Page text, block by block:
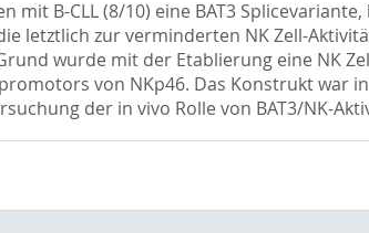
B-CLL (8/10) eine BAT3
letztlich zur verminderten NK Zell-
wurde mit der Etablierung eine NK
von NKp46. Das Konstrukt war
der in vivo Rolle von BAT3/NK-